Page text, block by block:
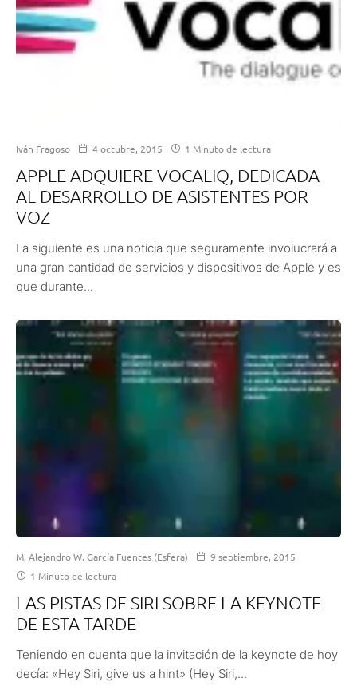
Iván Fragoso 4 octubre, 2015 1 Minuto de lectura
APPLE ADQUIERE VOCALIQ, DEDICADA
AL DESARROLLO DE ASISTENTES POR
VOZ
La siguiente es una noticia que seguramente involucrará a
una gran cantidad de servicios y dispositivos de Apple y es
que durante...
M. Alejandro W. García Fuentes (Esfera)
9 septiembre, 2015
1 Minuto de lectura
LAS PISTAS DE SIRI SOBRE LA KEYNOTE
DE ESTA TARDE
Teniendo en cuenta que la invitación de la keynote de hoy
decía: «Hey Siri, give us a hint» (Hey Siri,...